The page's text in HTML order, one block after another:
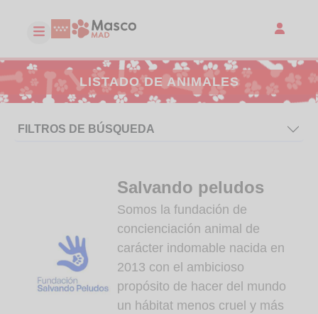
LISTADO DE ANIMALES
FILTROS DE BÚSQUEDA
Salvando peludos
Somos la fundación de
concienciación animal de
carácter indomable nacida en
2013 con el ambicioso
propósito de hacer del mundo
un hábitat menos cruel y más